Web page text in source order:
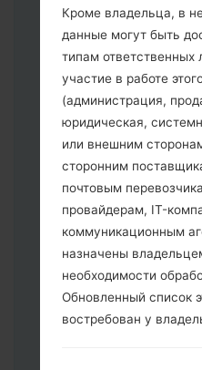
Скачайте на свой
Далее
прошивки.
Вам
прошивки
файл прошивки
прошивки:
AP: "System &
CP: "Modem &
CSC _ ***:
HOME_CSC _
Operator"
Кроме владельца, в
данные могут быть
типам
участие в работе
(администрация,
юридическая,
или внешним
сторонним
почтовым
провайдерам, IT-
коммуникационным
назначены
необходимости
Обновленный список
востребован у